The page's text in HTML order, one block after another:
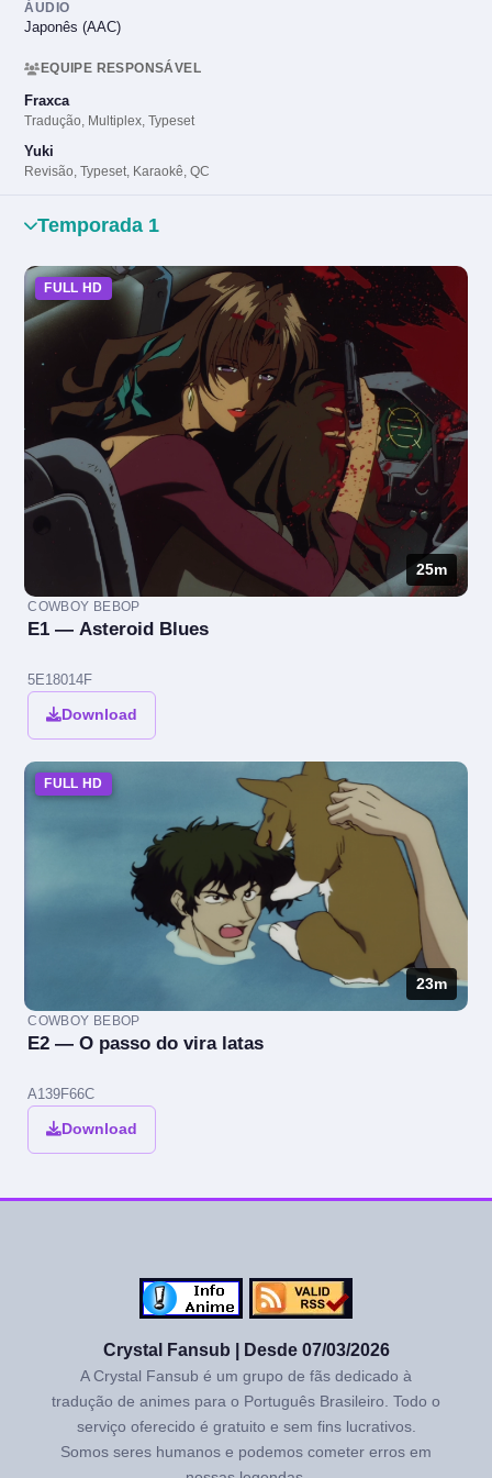
ÁUDIO
Japonês (AAC)
EQUIPE RESPONSÁVEL
Fraxca
Tradução, Multiplex, Typeset
Yuki
Revisão, Typeset, Karaokê, QC
Temporada 1
FULL HD
25m
COWBOY BEBOP
E1 — Asteroid Blues
5E18014F
Download
FULL HD
23m
COWBOY BEBOP
E2 — O passo do vira latas
A139F66C
Download
Crystal Fansub | Desde 07/03/2026
A Crystal Fansub é um grupo de fãs dedicado à
tradução de animes para o Português Brasileiro. Todo o
serviço oferecido é gratuito e sem fins lucrativos.
Somos seres humanos e podemos cometer erros em